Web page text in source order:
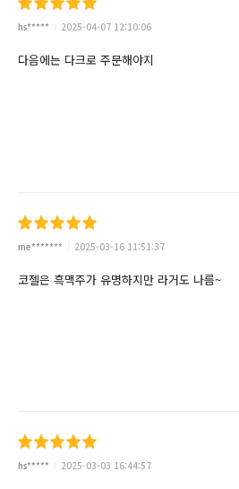
hs***** 2025-04-07 12:10:06
다음에는 다크로 주문해야지
me******* 2025-03-16 11:51:37
코젤은 흑맥주가 유명하지만 라거도 나름~
hs***** 2025-03-03 16:44:57